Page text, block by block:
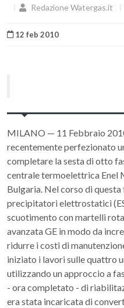
Redazione Watergas.it
12 feb 2010
MILANO — 11 Febbraio
recentemente perfezionato
completare la sesta di otto
centrale termoelettrica Enel
Bulgaria. Nel corso di
precipitatori elettrostatici
scuotimento con martelli
avanzata GE in modo da
ridurre i costi di
iniziato i lavori sulle quattro
utilizzando un approccio a
- ora completato - di
era stata incaricata di